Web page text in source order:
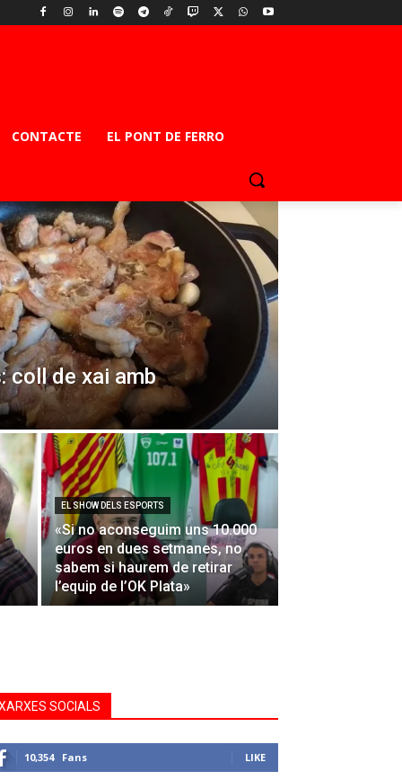
CONTACTE EL PONT DE FERRO
coll de xai amb
EL SHOW DELS ESPORTS
«Si no aconseguim uns 10.000
euros en dues setmanes, no
sabem si haurem de retirar
l’equip de l’OK Plata»
SOCIALS
10,354 Fans LIKE